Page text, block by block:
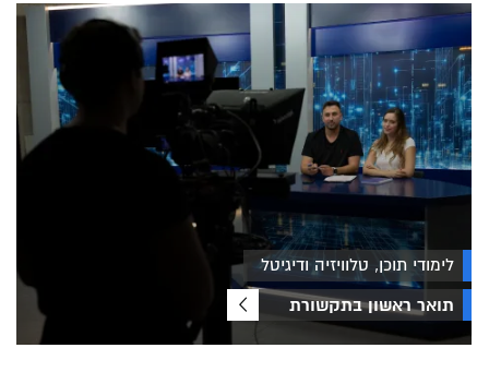
לימודי תוכן, טלוויזיה ודיגיטל
תואר ראשון בתקשורת